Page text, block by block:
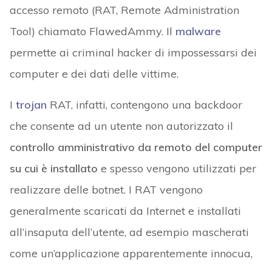
accesso remoto (RAT, Remote Administration
Tool) chiamato FlawedAmmy. Il malware
permette ai criminal hacker di impossessarsi dei
computer e dei dati delle vittime.
I trojan RAT, infatti, contengono una backdoor
che consente ad un utente non autorizzato il
controllo amministrativo da remoto del computer
su cui è installato e spesso vengono utilizzati per
realizzare delle botnet. I RAT vengono
generalmente scaricati da Internet e installati
all’insaputa dell’utente, ad esempio mascherati
come un’applicazione apparentemente innocua,